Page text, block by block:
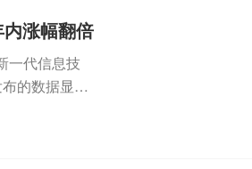
涨幅翻倍
一代信息技
的数据显